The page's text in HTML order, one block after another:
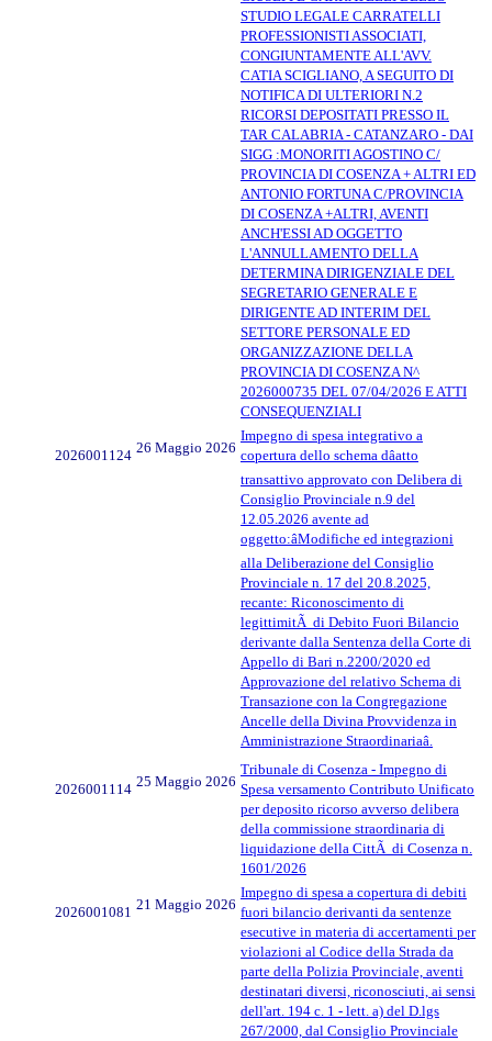
STUDIO LEGALE CARRATELLI
PROFESSIONISTI ASSOCIATI,
CONGIUNTAMENTE ALL'AVV.
CATIA SCIGLIANO, A SEGUITO DI
NOTIFICA DI ULTERIORI N.2
RICORSI DEPOSITATI PRESSO IL
TAR CALABRIA - CATANZARO - DAI
SIGG :MONORITI AGOSTINO C/
PROVINCIA DI COSENZA + ALTRI ED
ANTONIO FORTUNA C/PROVINCIA
DI COSENZA +ALTRI, AVENTI
ANCH'ESSI AD OGGETTO
L'ANNULLAMENTO DELLA
DETERMINA DIRIGENZIALE DEL
SEGRETARIO GENERALE E
DIRIGENTE AD INTERIM DEL
SETTORE PERSONALE ED
ORGANIZZAZIONE DELLA
PROVINCIA DI COSENZA N^
2026000735 DEL 07/04/2026 E ATTI
CONSEQUENZIALI
2026001124 26 Maggio 2026
Impegno di spesa integrativo a
copertura dello schema dâatto
transattivo approvato con Delibera di
Consiglio Provinciale n.9 del
12.05.2026 avente ad
oggetto:âModifiche ed integrazioni
alla Deliberazione del Consiglio
Provinciale n. 17 del 20.8.2025,
recante: Riconoscimento di
legittimitÃ di Debito Fuori Bilancio
derivante dalla Sentenza della Corte di
Appello di Bari n.2200/2020 ed
Approvazione del relativo Schema di
Transazione con la Congregazione
Ancelle della Divina Provvidenza in
Amministrazione Straordinariaâ.
2026001114 25 Maggio 2026
Tribunale di Cosenza - Impegno di
Spesa versamento Contributo Unificato
per deposito ricorso avverso delibera
della commissione straordinaria di
liquidazione della CittÃ di Cosenza n.
1601/2026
2026001081 21 Maggio 2026
Impegno di spesa a copertura di debiti
fuori bilancio derivanti da sentenze
esecutive in materia di accertamenti per
violazioni al Codice della Strada da
parte della Polizia Provinciale, aventi
destinatari diversi, riconosciuti, ai sensi
dell'art. 194 c. 1 - lett. a) del D.lgs
267/2000, dal Consiglio Provinciale